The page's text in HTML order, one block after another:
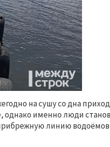
на сушу со дна
однако именно люди
линию водоёмов